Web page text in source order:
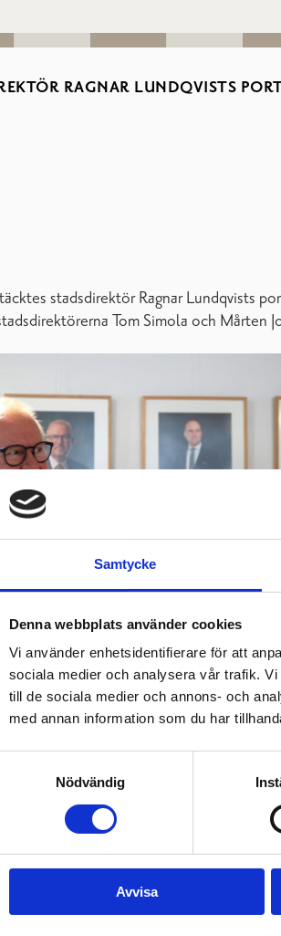
Samtycke
Denna webbplats använder cookies
Vi använder enhetsidentifierare för att
sociala medier och analysera vår trafik.
till de sociala medier och annons- och
med annan information som du har
Nödvändig
Avvisa
RAGNAR LUNDQVISTS
stadsdirektör Ragnar Lundqvists
Tom Simola och Mårten
ordförande Anders Walls,